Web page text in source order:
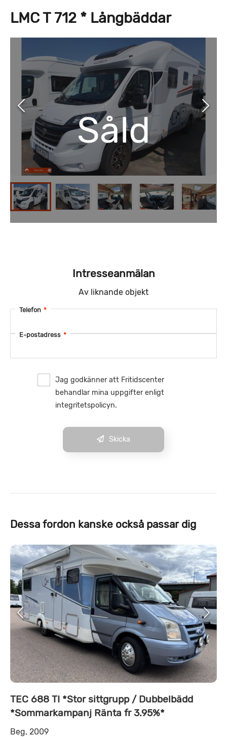
LMC T 712 * Långbäddar
Såld
Intresseanmälan
Av liknande objekt
Telefon *
E-postadress *
Jag godkänner att Fritidscenter
behandlar mina uppgifter enligt
integritetspolicyn.
Skicka
Dessa fordon kanske också passar dig
TEC 688 TI *Stor sittgrupp / Dubbelbädd
*Sommarkampanj Ränta fr 3.95%*
Beg, 2009